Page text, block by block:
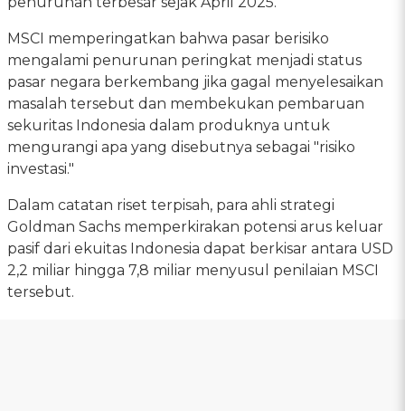
MSCI memperingatkan bahwa pasar berisiko
mengalami penurunan peringkat menjadi status
pasar negara berkembang jika gagal menyelesaikan
masalah tersebut dan membekukan pembaruan
sekuritas Indonesia dalam produknya untuk
mengurangi apa yang disebutnya sebagai "risiko
investasi."
Dalam catatan riset terpisah, para ahli strategi
Goldman Sachs memperkirakan potensi arus keluar
pasif dari ekuitas Indonesia dapat berkisar antara USD
2,2 miliar hingga 7,8 miliar menyusul penilaian MSCI
tersebut.